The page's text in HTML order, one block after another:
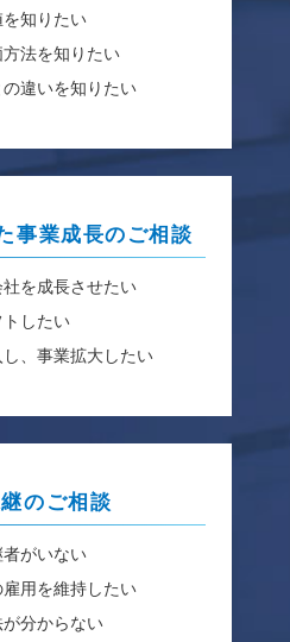
知りたい
法を知りたい
違いを知りたい
事業成長のご相談
を成長させたい
したい
、事業拡大したい
のご相談
がいない
用を維持したい
分からない